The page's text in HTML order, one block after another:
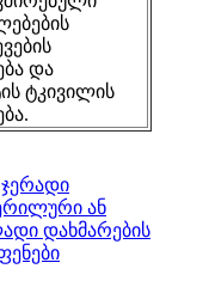
და
ტკივილის